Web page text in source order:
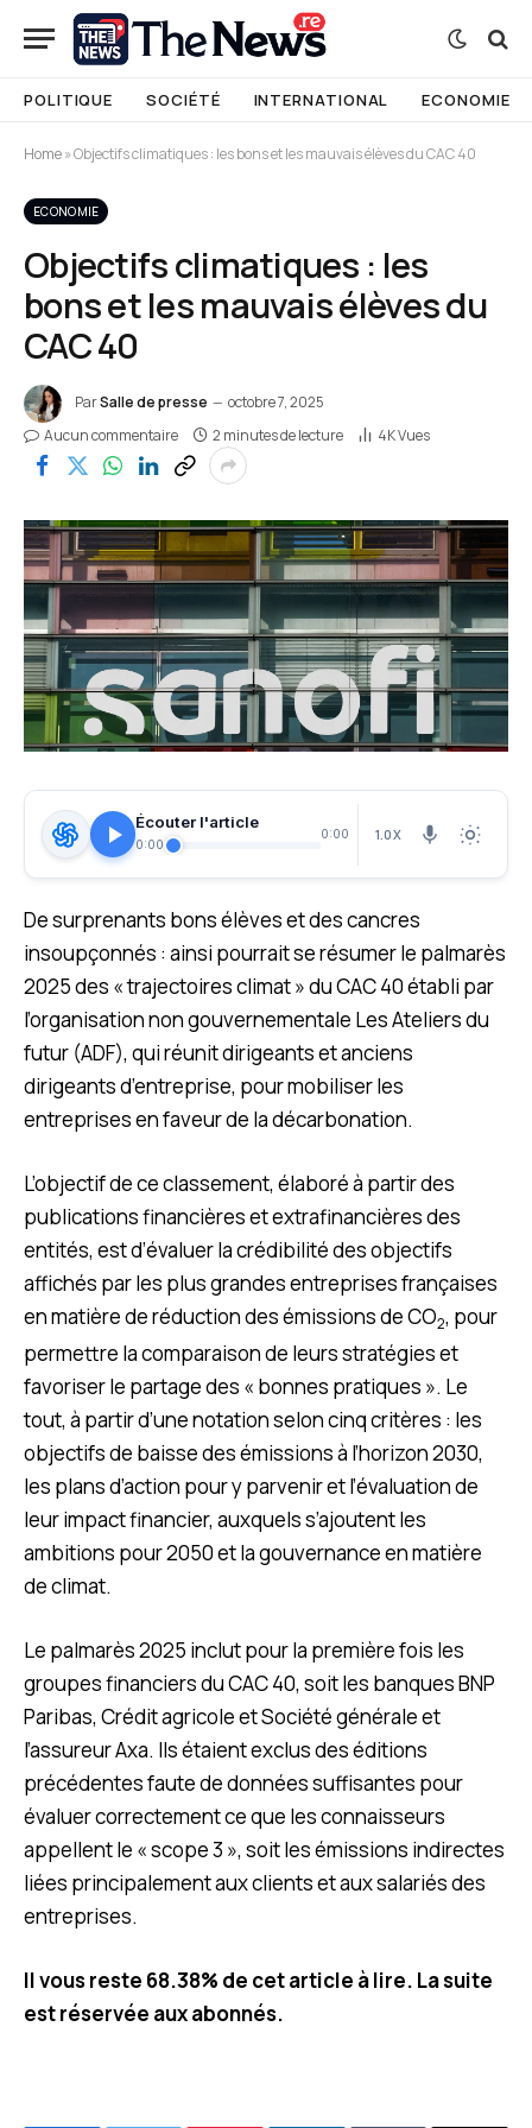
POLITIQUE SOCIÉTÉ INTERNATIONAL ECONOMIE
Home»Objectifs climatiques : les bons et les mauvais élèves du CAC 40
ECONOMIE
Objectifs climatiques : les
bons et les mauvais élèves du
CAC 40
ParSalle de presse
octobre 7, 2025
Aucun commentaire
2 minutes de lecture 4KVues
Écouter l'article
0:00
0:00 1.0X
De surprenants bons élèves et des cancres
insoupçonnés : ainsi pourrait se résumer le palmarès
2025 des « trajectoires climat » du CAC 40 établi par
l’organisation non gouvernementale Les Ateliers du
futur (ADF), qui réunit dirigeants et anciens
dirigeants d’entreprise, pour mobiliser les
entreprises en faveur de la décarbonation.
L’objectif de ce classement, élaboré à partir des
publications financières et extrafinancières des
entités, est d’évaluer la crédibilité des objectifs
affichés par les plus grandes entreprises françaises
en matière de réduction des émissions de CO2, pour
permettre la comparaison de leurs stratégies et
favoriser le partage des « bonnes pratiques ». Le
tout, à partir d’une notation selon cinq critères : les
objectifs de baisse des émissions à l’horizon 2030,
les plans d’action pour y parvenir et l’évaluation de
leur impact financier, auxquels s’ajoutent les
ambitions pour 2050 et la gouvernance en matière
de climat.
Le palmarès 2025 inclut pour la première fois les
groupes financiers du CAC 40, soit les banques BNP
Paribas, Crédit agricole et Société générale et
l’assureur Axa. Ils étaient exclus des éditions
précédentes faute de données suffisantes pour
évaluer correctement ce que les connaisseurs
appellent le « scope 3 », soit les émissions indirectes
liées principalement aux clients et aux salariés des
entreprises.
Il vous reste 68.38% de cet article à lire. La suite
est réservée aux abonnés.